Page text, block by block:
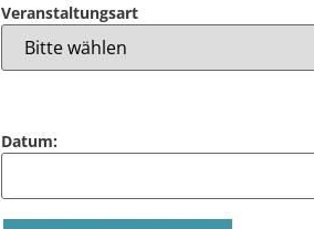
Veranstaltungsart
Datum: